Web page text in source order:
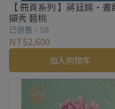
【 冊頁系列 】蔣廷錫・晝
擷秀 碧桃
已销售：58
NT$2,600
加入购物车